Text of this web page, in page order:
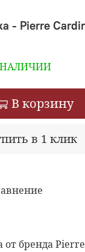
- Pierre
НАЛИЧИИ
В корзину
в 1 клик
бренда